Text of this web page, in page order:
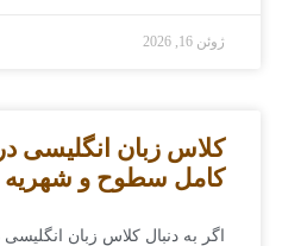
ژوئن 16, 2026
کلاس زبان انگلیسی
کامل سطوح و شهریه
اگر به دنبال کلاس زبان انگلیسی